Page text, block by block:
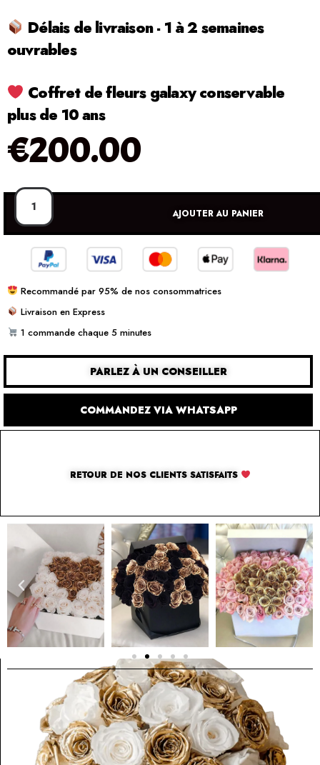
Délais de livraison - 1 à 2 semaines
ouvrables
Coffret de fleurs galaxy conservable
plus de 10 ans
€200.00
AJOUTER AU PANIER
Recommandé par 95% de nos consommatrices
Livraison en Express
1 commande chaque 5 minutes
PARLEZ À UN CONSEILLER
COMMANDEZ VIA WHATSAPP
RETOUR DE NOS CLIENTS SATISFAITS